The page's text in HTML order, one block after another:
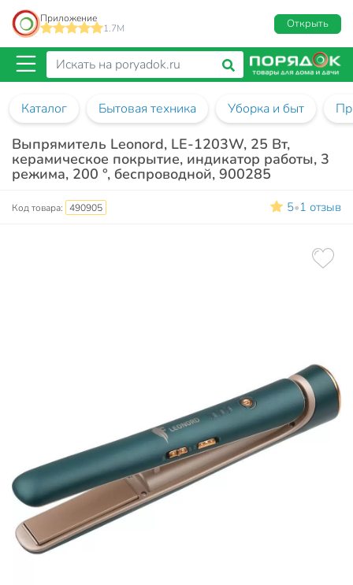
Приложение
1.7M
Открыть
Каталог Бытовая техника Уборка и быт
Выпрямитель Leonord, LE-1203W, 25 Вт,
керамическое покрытие, индикатор работы, 3
режима, 200 °, беспроводной, 900285
Код товара: 490905 5•1 отзыв